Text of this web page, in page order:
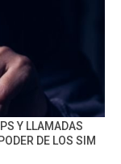
Y LLAMADAS
DE LOS SIM